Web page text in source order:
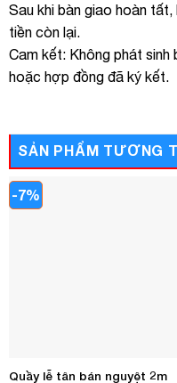
Sau khi bàn giao hoàn
tiền còn lại.
Cam kết: Không phát sinh
hoặc hợp đồng đã ký kết.
SẢN PHẨM TƯƠNG
-7%
Quầy lễ tân bán nguyệt 2m